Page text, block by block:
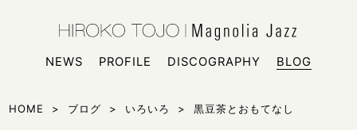
NEWS
PROFILE DISCOGRAPHY BLOG
HOME > ブログ > いろいろ > 黒豆茶とおもてなし